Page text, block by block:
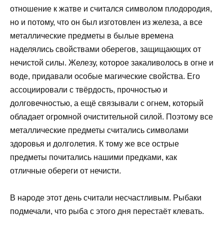
отношение к жатве и считался символом плодородия,
но и потому, что он был изготовлен из железа, а все
металлические предметы в былые времена
наделялись свойствами оберегов, защищающих от
нечистой силы. Железу, которое закаливолось в огне и
воде, придавали особые магические свойства. Его
ассоциировали с твёрдость, прочностью и
долговечностью, а ещё связывали с огнем, который
обладает огромной очистительной силой. Поэтому все
металлические предметы считались символами
здоровья и долголетия. К тому же все острые
предметы почитались нашими предками, как
отличные обереги от нечисти.
В народе этот день считали несчастливым. Рыбаки
подмечали, что рыба с этого дня перестаёт клевать.